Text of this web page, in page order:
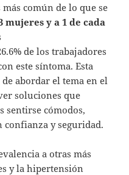
común de lo que se
mujeres y a 1 de cada
de los trabajadores
este síntoma. Esta
abordar el tema en el
soluciones que
sentirse cómodos,
confianza y seguridad.
a otras más
y la hipertensión